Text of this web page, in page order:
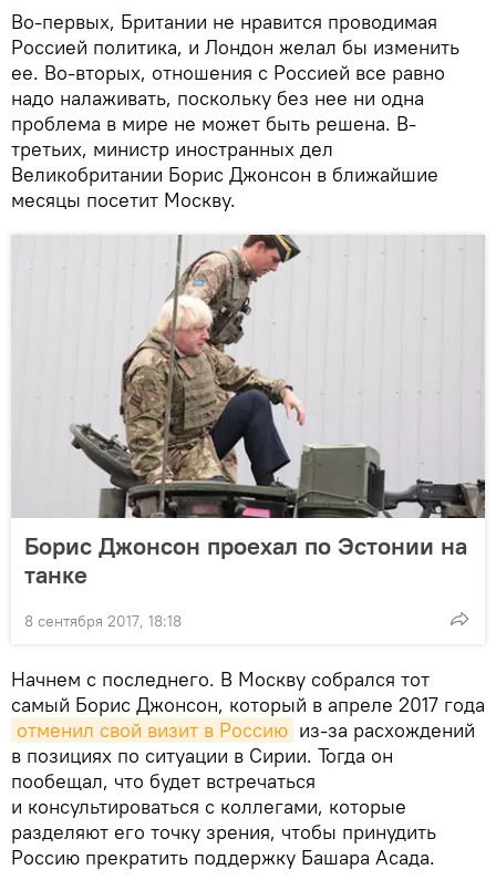
Во-первых, Британии не нравится проводимая
Россией политика, и Лондон желал бы изменить
ее. Во-вторых, отношения с Россией все равно
надо налаживать, поскольку без нее ни одна
проблема в мире не может быть решена. В-
третьих, министр иностранных дел
Великобритании Борис Джонсон в ближайшие
месяцы посетит Москву.
Борис Джонсон проехал по Эстонии на
танке
8 сентября 2017, 18:18
Начнем с последнего. В Москву собрался тот
самый Борис Джонсон, который в апреле 2017 года
отменил свой визит в Россию из-за расхождений
в позициях по ситуации в Сирии. Тогда он
пообещал, что будет встречаться
и консультироваться с коллегами, которые
разделяют его точку зрения, чтобы принудить
Россию прекратить поддержку Башара Асада.